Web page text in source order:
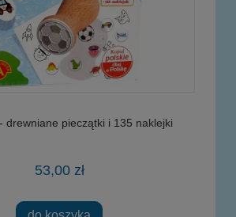
drewniane pieczątki i 135 naklejki
53,00 zł